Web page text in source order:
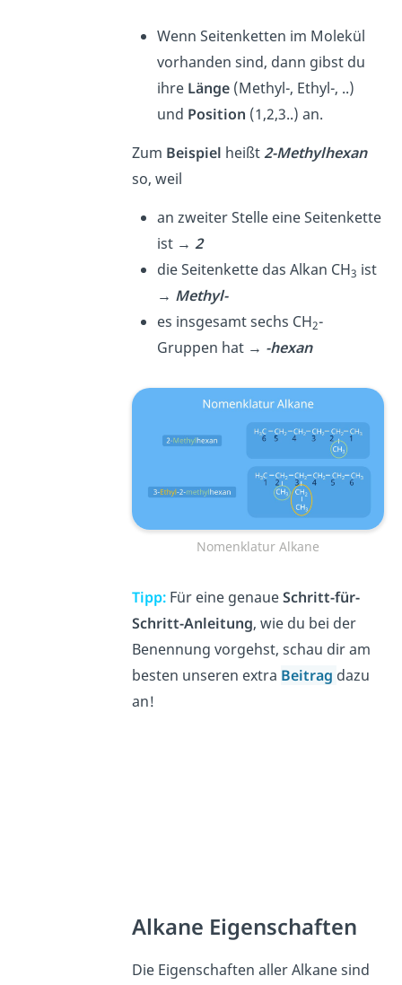
Wenn Seitenketten im Molekül
vorhanden sind, dann gibst du
ihre Länge (Methyl-, Ethyl-, ..)
und Position (1,2,3..) an.
Zum Beispiel heißt2-Methylhexan
so, weil
an zweiter Stelle eine Seitenkette
ist →2
die Seitenkette das Alkan CH3 ist
→ Methyl-
es insgesamt sechs CH2-
Gruppen hat → -hexan
Nomenklatur Alkane
Tipp: Für eine genaueSchritt-für-
Schritt-Anleitung, wie du bei der
Benennung vorgehst, schau dir am
besten unseren extra Beitrag dazu
an!
Alkane Eigenschaften
Die Eigenschaften aller Alkane sind